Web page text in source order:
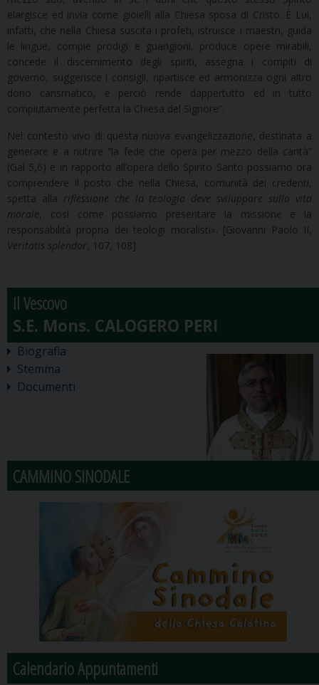
elargisce ed invia come gioielli alla Chiesa sposa di Cristo. È Lui,
infatti, che nella Chiesa suscita i profeti, istruisce i maestri, guida
le lingue, compie prodigi e guarigioni, produce opere mirabili,
concede il discernimento degli spiriti, assegna i compiti di
governo, suggerisce i consigli, ripartisce ed armonizza ogni altro
dono carismatico, e perciò rende dappertutto ed in tutto
compiutamente perfetta la Chiesa del Signore”.
Nel contesto vivo di questa nuova evangelizzazione, destinata a
generare e a nutrire “la fede che opera per mezzo della carità”
(Gal 5,6) e in rapporto all’opera dello Spirito Santo possiamo ora
comprendere il posto che nella Chiesa, comunità dei credenti,
spetta alla riflessione che la teologia deve sviluppare sulla vita
morale, così come possiamo presentare la missione e la
responsabilità propria dei teologi moralisti». [Giovanni Paolo II,
Veritatis splendor , 107, 108]
Il Vescovo
Biografia
Stemma
Documenti
CAMMINO SINODALE
Calendario Appuntamenti